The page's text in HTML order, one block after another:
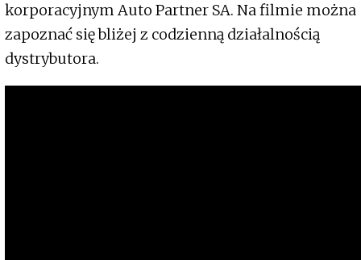
korporacyjnym Auto Partner SA. Na filmie można
zapoznać się bliżej z codzienną działalnością
dystrybutora.